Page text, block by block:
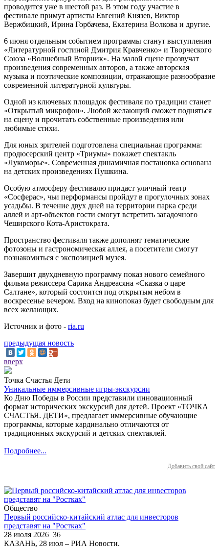
проводится уже в шестой раз. В этом году участие в
фестивале примут артисты Евгений Князев, Виктор
Вержбицкий, Ирина Горбачева, Екатерина Волкова и другие.
6 июня отдельным событием программы станут выступления
«Литературной гостиной Дмитрия Кравченко» и Творческого
Союза «Волшебный Вторник». На малой сцене прозвучат
произведения современных авторов, а также авторская
музыка и поэтические композиции, отражающие разнообразие
современной литературной культуры.
Одной из ключевых площадок фестиваля по традиции станет
«Открытый микрофон». Любой желающий сможет подняться
на сцену и прочитать собственные произведения или
любимые стихи.
Для юных зрителей подготовлена специальная программа:
продюсерский центр «Триумы» покажет спектакль
«Лукоморье». Современная динамичная постановка основана
на детских произведениях Пушкина.
Особую атмосферу фестивалю придаст уличный театр
«Сосферас», чьи перформансы пройдут в прогулочных зонах
усадьбы. В течение двух дней на территории парка среди
аллей и арт-объектов гости смогут встретить загадочного
Чеширского Кота-Аристократа.
Пространство фестиваля также дополнят тематические
фотозоны и гастрономическая аллея, а посетители смогут
познакомиться с экспозицией музея.
Завершит двухдневную программу показ нового семейного
фильма режиссера Сарика Андреасяна «Сказка о царе
Салтане», который состоится под открытым небом в
воскресенье вечером. Вход на кинопоказ будет свободным для
всех желающих.
Источник и фото - ria.ru
предыдущая новость
вверх
Точка Счастья Дети
Уникальные иммерсивные игры-экскурсии
Ко Дню Победы в России представили инновационный
формат исторических экскурсий для детей. Проект «ТОЧКА
СЧАСТЬЯ. ДЕТИ», предлагает иммерсивные обучающие
программы, которые кардинально отличаются от
традиционных экскурсий и детских спектаклей.
Подробнее...
Добавить свой сайт
Общество
Первый российско-китайский атлас для инвесторов
представят на "Ростках"
28 июля 2026 36
КАЗАНЬ, 28 июл – РИА Новости.